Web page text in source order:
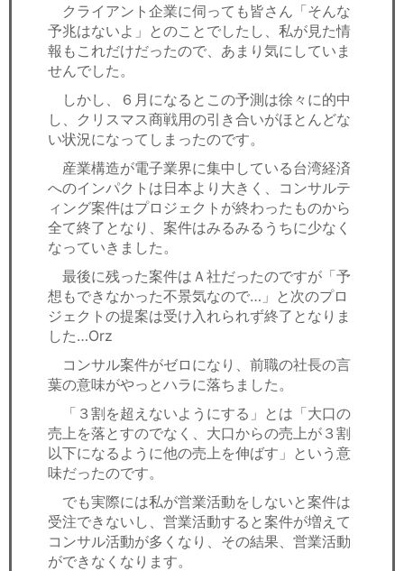
クライアント企業に伺っても皆さん「そんな
予兆はないよ」とのことでしたし、私が見た情
報もこれだけだったので、あまり気にしていま
せんでした。
しかし、６月になるとこの予測は徐々に的中
し、クリスマス商戦用の引き合いがほとんどな
い状況になってしまったのです。
産業構造が電子業界に集中している台湾経済
へのインパクトは日本より大きく、コンサルテ
ィング案件はプロジェクトが終わったものから
全て終了となり、案件はみるみるうちに少なく
なっていきました。
最後に残った案件はＡ社だったのですが「予
想もできなかった不景気なので…」と次のプロ
ジェクトの提案は受け入れられず終了となりま
した…Orz
コンサル案件がゼロになり、前職の社長の言
葉の意味がやっとハラに落ちました。
「３割を超えないようにする」とは「大口の
売上を落とすのでなく、大口からの売上が３割
以下になるように他の売上を伸ばす」という意
味だったのです。
でも実際には私が営業活動をしないと案件は
受注できないし、営業活動すると案件が増えて
コンサル活動が多くなり、その結果、営業活動
ができなくなります。